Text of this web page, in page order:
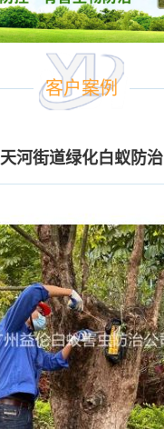
客户案例
天河街道绿化白蚁防治